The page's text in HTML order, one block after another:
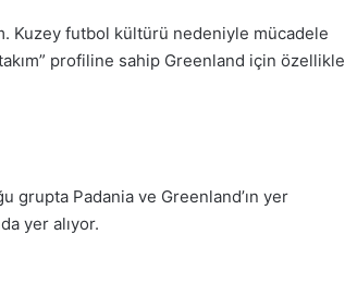
Kuzey futbol kültürü nedeniyle mücadele
profiline sahip Greenland için özellikle
Padania ve Greenland’ın yer
yer alıyor.